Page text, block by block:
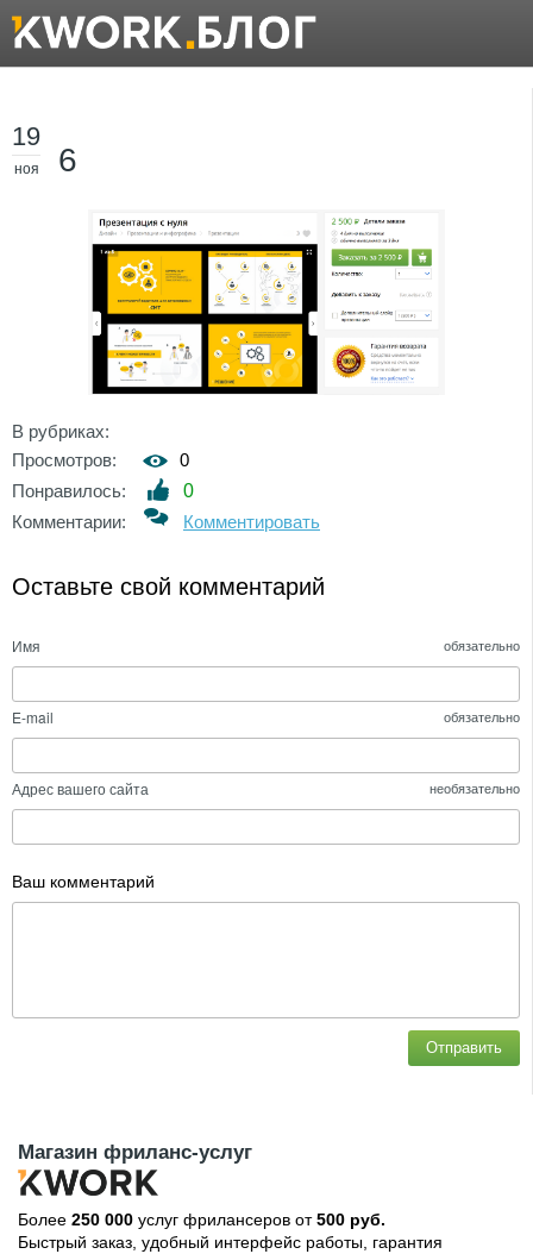
19
ноя 6
В рубриках:
Просмотров:
0
Понравилось:
0
Комментарии:
Комментировать
Оставьте свой комментарий
Имя обязательно
E-mail обязательно
Адрес вашего сайта необязательно
Ваш комментарий
Отправить
Магазин фриланс-услуг
Более 250 000 услуг фрилансеров от500 руб.
Быстрый заказ, удобный интерфейс работы, гарантия